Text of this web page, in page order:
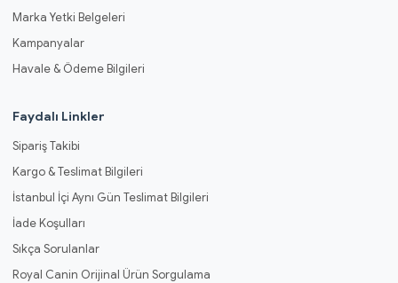
Marka Yetki Belgeleri
Kampanyalar
Havale & Ödeme Bilgileri
Faydalı Linkler
Sipariş Takibi
Kargo & Teslimat Bilgileri
İstanbul İçi Aynı Gün Teslimat Bilgileri
İade Koşulları
Sıkça Sorulanlar
Royal Canin Orijinal Ürün Sorgulama